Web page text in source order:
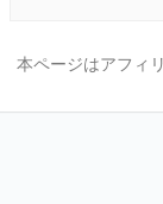
本ページはアフィ